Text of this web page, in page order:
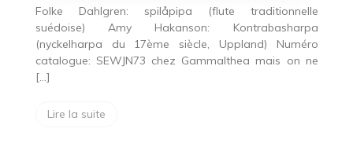
Folke Dahlgren: spilåpipa (flute traditionnelle
suédoise) Amy Hakanson: Kontrabasharpa
(nyckelharpa du 17ème siècle, Uppland) Numéro
catalogue: SEWJN73 chez Gammalthea mais on ne
[…]
Lire la suite